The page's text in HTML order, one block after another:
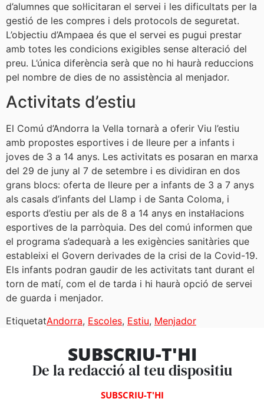
d’alumnes que sol·licitaran el servei i les dificultats per la
gestió de les compres i dels protocols de seguretat.
L’objectiu d’Ampaea és que el servei es pugui prestar
amb totes les condicions exigibles sense alteració del
preu. L’única diferència serà que no hi haurà reduccions
pel nombre de dies de no assistència al menjador.
Activitats d’estiu
El Comú d’Andorra la Vella tornarà a oferir Viu l’estiu
amb propostes esportives i de lleure per a infants i
joves de 3 a 14 anys. Les activitats es posaran en marxa
del 29 de juny al 7 de setembre i es dividiran en dos
grans blocs: oferta de lleure per a infants de 3 a 7 anys
als casals d’infants del Llamp i de Santa Coloma, i
esports d’estiu per als de 8 a 14 anys en instal·lacions
esportives de la parròquia. Des del comú informen que
el programa s’adequarà a les exigències sanitàries que
estableixi el Govern derivades de la crisi de la Covid-19.
Els infants podran gaudir de les activitats tant durant el
torn de matí, com el de tarda i hi haurà opció de servei
de guarda i menjador.
EtiquetatAndorra, Escoles, Estiu, Menjador
SUBSCRIU-T'HI
De la redacció al teu dispositiu
SUBSCRIU-T'HI